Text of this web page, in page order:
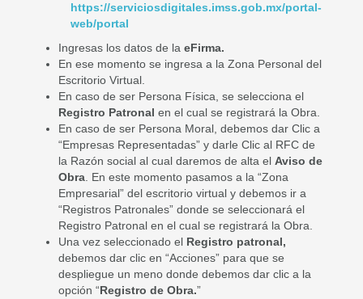
https://serviciosdigitales.imss.gob.mx/portal-
web/portal
Ingresas los datos de la eFirma.
En ese momento se ingresa a la Zona Personal del
Escritorio Virtual.
En caso de ser Persona Física, se selecciona el
Registro Patronal en el cual se registrará la Obra.
En caso de ser Persona Moral, debemos dar Clic a
“Empresas Representadas” y darle Clic al RFC de
la Razón social al cual daremos de alta el Aviso de
Obra. En este momento pasamos a la “Zona
Empresarial” del escritorio virtual y debemos ir a
“Registros Patronales” donde se seleccionará el
Registro Patronal en el cual se registrará la Obra.
Una vez seleccionado el Registro patronal,
debemos dar clic en “Acciones” para que se
despliegue un meno donde debemos dar clic a la
opción “Registro de Obra.”